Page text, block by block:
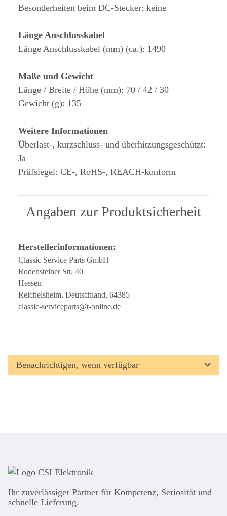
Besonderheiten beim DC-Stecker: keine
Länge Anschlusskabel
Länge Anschlusskabel (mm) (ca.): 1490
Maße und Gewicht
Länge / Breite / Höhe (mm): 70 / 42 / 30
Gewicht (g): 135
Weitere Informationen
Überlast-, kurzschluss- und überhitzungsgeschützt:
Ja
Prüfsiegel: CE-, RoHS-, REACH-konform
Angaben zur Produktsicherheit
Herstellerinformationen:
Classic Service Parts GmbH
Rodensteiner Str. 40
Hessen
Reichelsheim, Deutschland, 64385
classic-serviceparts@t-online.de
Benachrichtigen, wenn verfügbar
Ihr zuver­läs­siger Partner für Kom­pe­tenz, Seri­osi­tät und
schnel­le Lie­ferung.